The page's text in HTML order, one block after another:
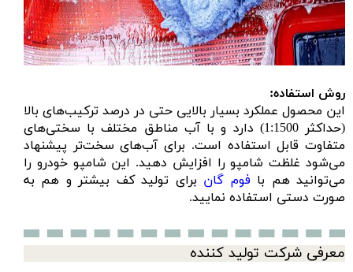
روش استفاده:
این محصول عملکرد بسیار بالایی حتی در درصد ترکیب‌های بالا
(حداکثر 1:1500) دارد و با آب مناطق مختلف با سختی‌های
متفاوت قابل ​استفاده است. برای آب‌‌های سخت‌‌تر پیشنهاد
می‌شود غلظت شامپو را افزایش دهید. این شامپو خودرو را
می‌توانید هم با فوم گان برای تولید کف بیشتر و هم به
صورت دستی استفاده نمایید.
معرفی شرکت تولید کننده